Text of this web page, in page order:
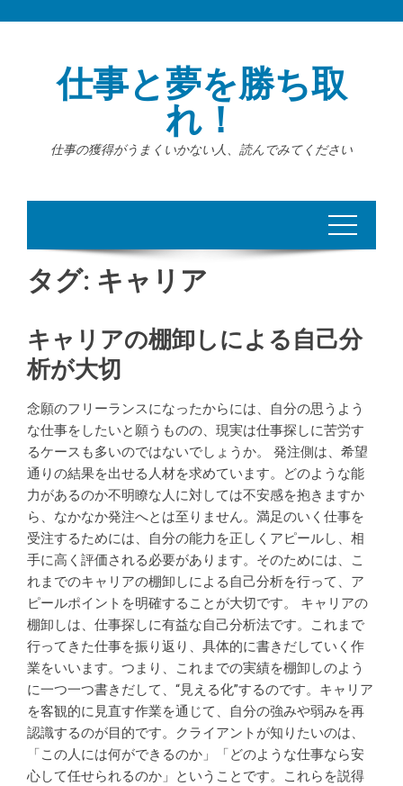
仕事と夢を勝ち取
れ！
仕事の獲得がうまくいかない人、読んでみてください
タグ: キャリア
キャリアの棚卸しによる自己分
析が大切
念願のフリーランスになったからには、自分の思うよう
な仕事をしたいと願うものの、現実は仕事探しに苦労す
るケースも多いのではないでしょうか。 発注側は、希望
通りの結果を出せる人材を求めています。どのような能
力があるのか不明瞭な人に対しては不安感を抱きますか
ら、なかなか発注へとは至りません。満足のいく仕事を
受注するためには、自分の能力を正しくアピールし、相
手に高く評価される必要があります。そのためには、こ
れまでのキャリアの棚卸しによる自己分析を行って、ア
ピールポイントを明確することが大切です。 キャリアの
棚卸しは、仕事探しに有益な自己分析法です。これまで
行ってきた仕事を振り返り、具体的に書きだしていく作
業をいいます。つまり、これまでの実績を棚卸しのよう
に一つ一つ書きだして、“見える化”するのです。キャリア
を客観的に見直す作業を通じて、自分の強みや弱みを再
認識するのが目的です。クライアントが知りたいのは、
「この人には何ができるのか」「どのような仕事なら安
心して任せられるのか」ということです。これらを説得